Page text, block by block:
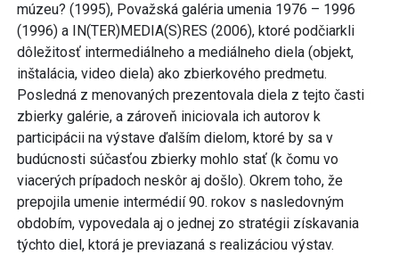
múzeu? (1995), Považská galéria umenia 1976 – 1996
(1996) a IN(TER)MEDIA(S)RES (2006), ktoré podčiarkli
dôležitosť intermediálneho a mediálneho diela (objekt,
inštalácia, video diela) ako zbierkového predmetu.
Posledná z menovaných prezentovala diela z tejto časti
zbierky galérie, a zároveň iniciovala ich autorov k
participácii na výstave ďalším dielom, ktoré by sa v
budúcnosti súčasťou zbierky mohlo stať (k čomu vo
viacerých prípadoch neskôr aj došlo). Okrem toho, že
prepojila umenie intermédií 90. rokov s nasledovným
obdobím, vypovedala aj o jednej zo stratégii získavania
týchto diel, ktorá je previazaná s realizáciou výstav.